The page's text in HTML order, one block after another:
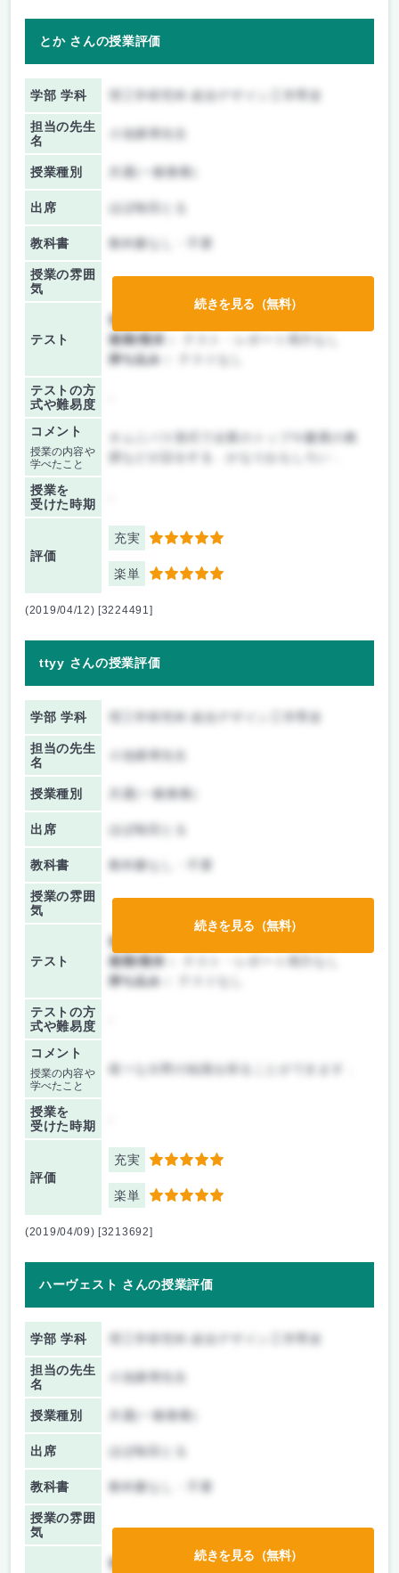
とか さんの授業評価
学部 学科
担当の先生
名
小池康博先生
授業種別 共通(一般教養)
出席 ほぼ毎回とる
教科書 教科書なし・不要
授業の雰囲
気
テスト
前期/中間：
後期/期末：
持ち込み：
テストの方
式や難易度
コメント
授業の内容や
学べたこと
オムニバス形式で企業のトップや慶應の教
授業を
受けた時期
評価
充実 5
楽単 5
続きを見る（無料）
(2019/04/12) [3224491]
ttyy さんの授業評価
学部 学科
担当の先生
名
小池康博先生
授業種別 共通(一般教養)
出席 ほぼ毎回とる
教科書 教科書なし・不要
授業の雰囲
気
テスト
前期/中間：
後期/期末：
持ち込み：
テストの方
式や難易度
コメント
授業の内容や
学べたこと
様々な分野の知識を得ることができます．
授業を
受けた時期
評価
充実 5
楽単 5
続きを見る（無料）
(2019/04/09) [3213692]
ハーヴェスト さんの授業評価
学部 学科
担当の先生
名
小池康博先生
授業種別 共通(一般教養)
出席 ほぼ毎回とる
教科書 教科書なし・不要
授業の雰囲
気
前期/中間：
レポートのみ
続きを見る（無料）